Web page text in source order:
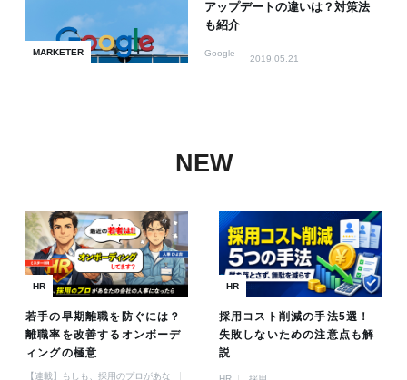
MARKETER
アップデートの違いは？対策法
も紹介
Google
2019.05.21
NEW
HR
若手の早期離職を防ぐには？
離職率を改善するオンボーデ
ィングの極意
【連載】もしも、採用のプロがあな
HR
採用コスト削減の手法5選！
失敗しないための注意点も解
説